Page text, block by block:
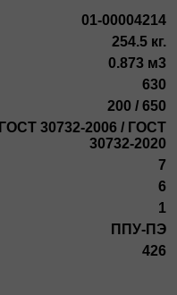
01-00004214
254.5 кг.
0.873 м3
630
200 / 650
ГОСТ 30732-2006 / ГОСТ
30732-2020
7
6
1
ППУ-ПЭ
426